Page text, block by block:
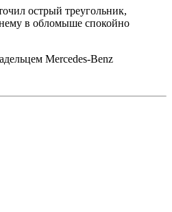
острый треугольник,
в обломыше спокойно
Mercedes-Benz